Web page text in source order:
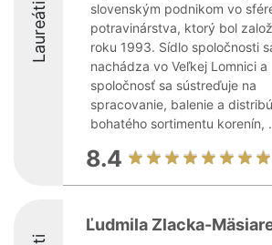
Laureáti
slovenským podnikom vo
potravinárstva, ktorý bol
roku 1993. Sídlo spoločnosti
nachádza vo Veľkej Lomnici a
spoločnosť sa sústreďuje na
spracovanie, balenie a
bohatého sortimentu korenín,
8.4
Ľudmila Zlacka-